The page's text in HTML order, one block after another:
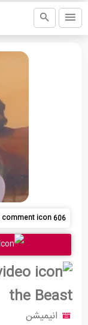
606
the Beast
انیمیشن